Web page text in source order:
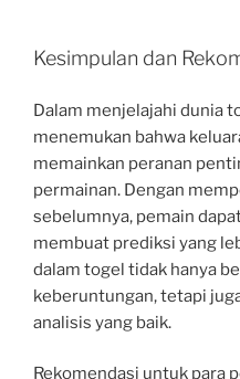
Kesimpulan dan
Dalam menjelajahi dunia
menemukan bahwa
memainkan peranan
permainan. Dengan
sebelumnya, pemain
membuat prediksi yang
dalam togel tidak hanya
keberuntungan, tetapi
analisis yang baik.
Rekomendasi untuk para